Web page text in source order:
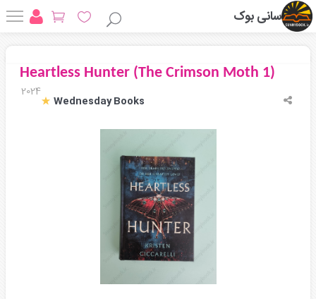
سانی بوک
Heartless Hunter (The Crimson Moth 1)
2024
Wednesday Books